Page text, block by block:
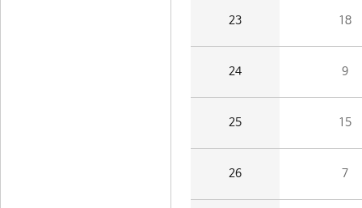
23 18
24 9
25 15
26 7